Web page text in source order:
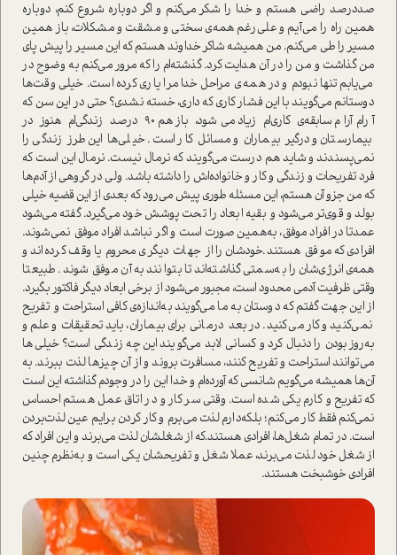
صد‌درصد راضی هستم و خدا را شکر می‌کنم و اگر دوباره شروع کنم، دوباره
همین راه را می‌آیم و علی‌رغم همه‌ی سختی و مشقت و مشکلات، باز همین
مسیر را طی می‌کنم. من همیشه شاکر خداوند هستم که این مسیر را پیش پای
من گذاشت و من را در آن هدایت کرد. گذشته‌ام را که مرور می‌کنم به وضوح در
می‌یابم تنها نبودم و در همه‌ی مراحل خدا مرا یاری کرده ا‌ست. خیلی وقت‌ها
دوستانم می‌گویند با این فشار کاری که داری، خسته نشدی؟ حتی در این سن که
آرام‌آرام سابقه‌ی کاری‌ام زیاد می‌شود، باز هم ۹۰ درصد زندگی‌ام هنوز در
بیمارستان و درگیر بیماران و مسائل کار ا‌ست. خیلی‌ها این طرز زندگی را
نمی‌پسندند و شاید هم درست می‌گویند که نرمال نیست. نرمال این ا‌ست که
فرد تفریحات و زندگی و کار و خانواده‌اش را داشته باشد. ولی در گروهی از آدم‌ها
که من جزو آن هستم، این مسئله طوری پیش می‌رود که بعدی از این قضیه خیلی
بولد و قوی‌تر می‌شود و بقیه ابعاد را تحت پوشش خود می‌گیرد. گفته می‌شود
عمدتا در افراد موفق، به‌همین صورت ا‌ست و اگر نباشد افراد موفق نمی‌شوند.
افرادی که موفق هستند‌.خودشان را از جهات د‌یگری محروم یا وقف کرده‌اند و
همه‌ی انرژی‌شان را به‌سمتی گذاشته‌اند تا بتوانند به آن موفق شوند. طبیعتا
وقتی ظرفیت آدمی محدود ا‌ست، مجبور می‌شود از برخی ابعاد دیگر فاکتور بگیرد.
از این جهت گفتم که دوستان به ما می‌گویند به‌اندازه‌ی کافی ا‌ستراحت و تفریح
نمی‌کنید و کار می‌کنید. در بعد درمانی برای بیماران، باید تحقیقات و علم و
به‌روز بودن را دنبال کرد و کسانی لابد می‌گویند این چه زندگی ا‌ست؟ خیلی‌ها
می‌توانند ا‌ستراحت و تفریح کنند، مسافرت بروند و از آن چیزها لذت ببرند. به
آن‌ها همیشه می‌گویم شانسی که آورده‌ام و خدا این را در وجودم گذاشته این ا‌ست
که تفریح و کارم یکی شده ا‌ست. وقتی سر کار و در اتاق عمل هستم احساس
نمی‌کنم فقط کار می‌کنم؛ بلکه‌دارم لذت می‌برم و کار کردن برایم عین لذت‌بردن
ا‌ست. در تمام شغل‌ها، افرادی هستند‌.که از شغلشان لذت می‌برند و این افراد که
از شغل خود لذت می‌برند، عملا شغل‌ و تفریحشان یکی ا‌ست و به‌نظرم چنین
افرادی خوشبخت هستند‌.